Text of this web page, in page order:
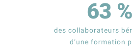
63 %
des collaborateurs
d’une formation